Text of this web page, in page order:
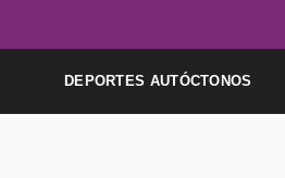
DEPORTES AUTÓCTONOS